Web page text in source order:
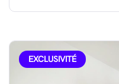
EXCLUSIVITÉ